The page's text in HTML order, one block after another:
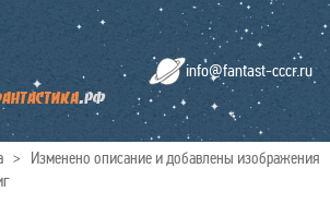
info@fantast-cccr.ru
> Изменено описание и добавлены изображения